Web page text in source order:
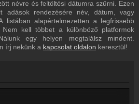
névre és feltöltési dátumra szűrni. Ezen
rendezésére név, dátum, vagy
listában alapértelmezetten a legfrissebb
kell többet a különböző platformok
egy helyen megtalálsz mindent.
írj nekünk a kapcsolat oldalon keresztül!